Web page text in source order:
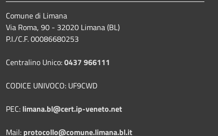
Comune di Limana
Via Roma, 90 - 32020 Limana (BL)
P.I./C.F. 00086680253
Centralino Unico:0437 966111
CODICE UNIVOCO: UF9CWD
PEC: limana.bl@cert.ip-veneto.net
Mail: protocollo@comune.limana.bl.it